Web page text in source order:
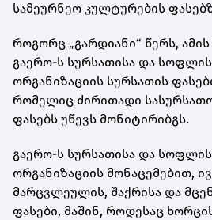
სამეურნეო კულტურების
როგორც „გარდიანი“ წერს, ამის
გაერო-ს სურსათისა და
ორგანიზაციის სურსათის
რომელიც ძირითადი
ფასებს უწევს მონიტირიბგს.
გაერო-ს სურსათისა და
ორგანიზაციის მონაცემებით,
მარცვლეულის, შაქრისა და
ფასები, მაშინ, როდესაც